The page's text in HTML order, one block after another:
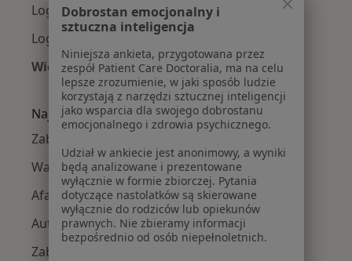
Logopedzi Praga-Południe
Logopedzi Wola
Więcej (14)
Więcej w kategorii: Logopedzi w pobliżu
Najczęście leczone choroby
Zaburzenia mowy w Warszawie
Wady wymowy w Warszawie
Afazja w Warszawie
Autyzm w Warszawie
Zaburzenia połykania w Warszawie
Dobrostan emocjonalny i
sztuczna inteligencja
Niniejsza ankieta, przygotowana przez
zespół Patient Care Doctoralia, ma na celu
lepsze zrozumienie, w jaki sposób ludzie
korzystają z narzędzi sztucznej inteligencji
jako wsparcia dla swojego dobrostanu
emocjonalnego i zdrowia psychicznego.
Udział w ankiecie jest anonimowy, a wyniki
będą analizowane i prezentowane
wyłącznie w formie zbiorczej. Pytania
dotyczące nastolatków są skierowane
wyłącznie do rodziców lub opiekunów
prawnych. Nie zbieramy informacji
bezpośrednio od osób niepełnoletnich.